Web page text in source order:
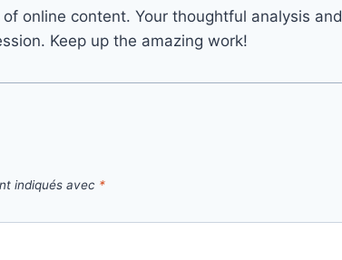
online content. Your thoughtful analysis and
Keep up the amazing work!
indiqués avec *